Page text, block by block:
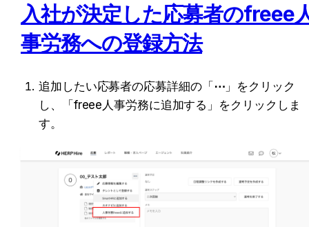
入社が決定した応募者のfreee
事労務への登録方法
追加したい応募者の応募詳細の「⋯ 」をクリック
し、「freee人事労務に追加する」をクリックしま
す。